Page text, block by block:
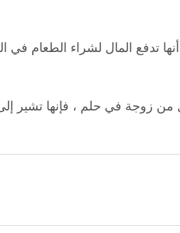
تدفع المال لشراء الطعام
من زوجة في حلم ، فإنها تشير